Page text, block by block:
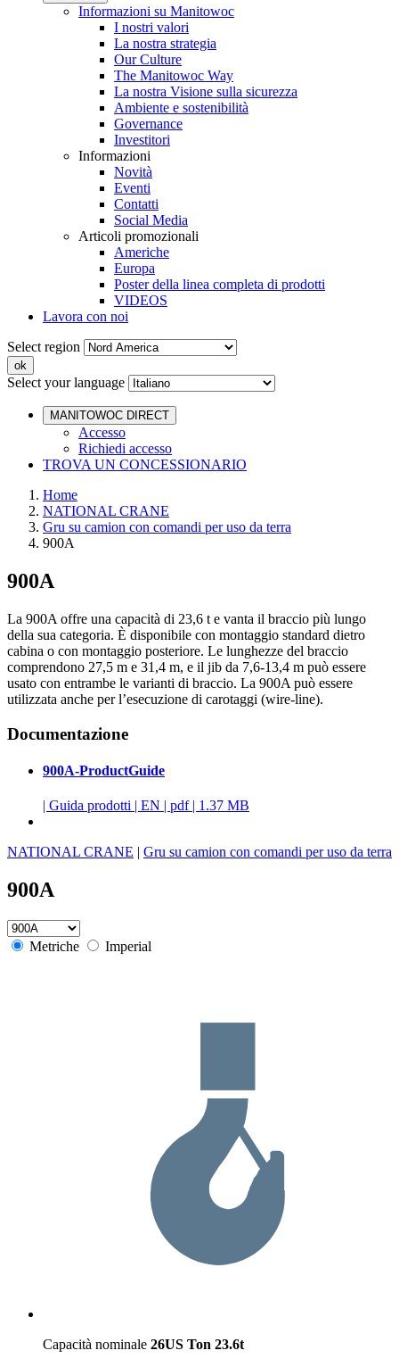
Informazioni su Manitowoc
I nostri valori
La nostra strategia
Our Culture
The Manitowoc Way
La nostra Visione sulla sicurezza
Ambiente e sostenibilità
Governance
Investitori
Informazioni
Novità
Eventi
Contatti
Social Media
Articoli promozionali
Americhe
Europa
Poster della linea completa di prodotti
VIDEOS
Lavora con noi
Select region
Select your language
MANITOWOC DIRECT
Accesso
Richiedi accesso
TROVA UN CONCESSIONARIO
Home
NATIONAL CRANE
Gru su camion con comandi per uso da terra
900A
900A
La 900A offre una capacità di 23,6 t e vanta il braccio più lungo
della sua categoria. È disponibile con montaggio standard dietro
cabina o con montaggio posteriore. Le lunghezze del braccio
comprendono 27,5 m e 31,4 m, e il jib da 7,6-13,4 m può essere
usato con entrambe le varianti di braccio. La 900A può essere
utilizzata anche per l’esecuzione di carotaggi (wire-line).
Documentazione
900A-ProductGuide
| Guida prodotti | EN | pdf | 1.37 MB
NATIONAL CRANE | Gru su camion con comandi per uso da terra
900A
Metriche Imperial
Capacità nominale 26US Ton 23.6t